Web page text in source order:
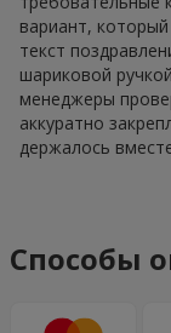
вариант,
текст
шариковой
менеджеры
аккуратно
держалось
Способы